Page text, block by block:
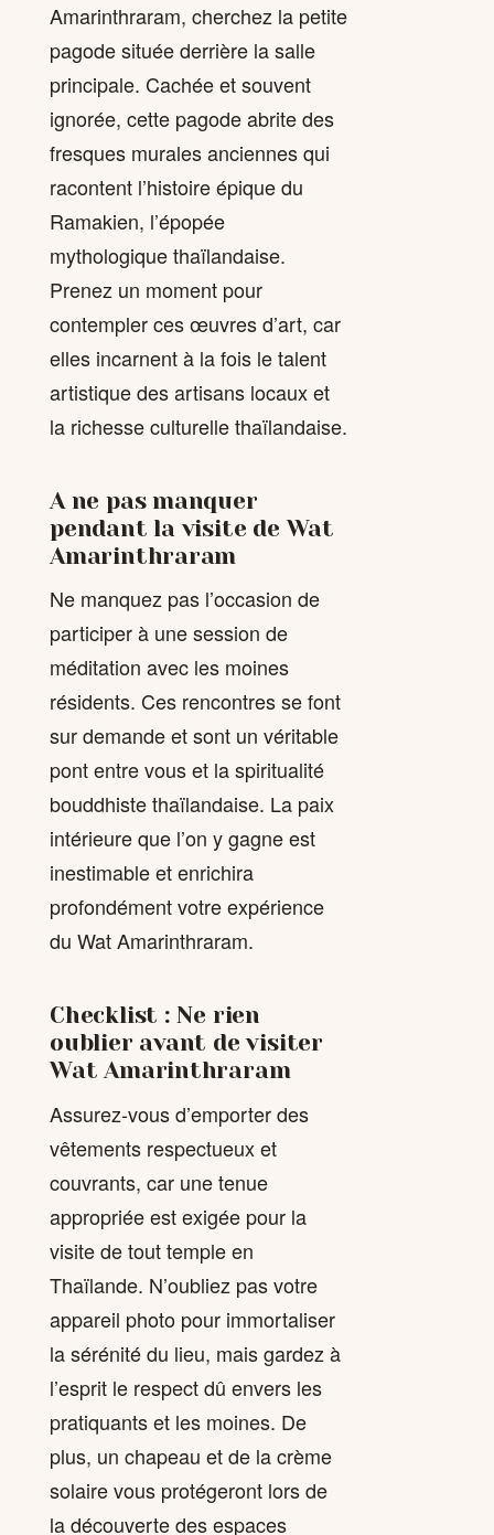
Amarinthraram, cherchez la petite
pagode située derrière la salle
principale. Cachée et souvent
ignorée, cette pagode abrite des
fresques murales anciennes qui
racontent l’histoire épique du
Ramakien, l’épopée
mythologique thaïlandaise.
Prenez un moment pour
contempler ces œuvres d’art, car
elles incarnent à la fois le talent
artistique des artisans locaux et
la richesse culturelle thaïlandaise.
A ne pas manquer
pendant la visite de Wat
Amarinthraram
Ne manquez pas l’occasion de
participer à une session de
méditation avec les moines
résidents. Ces rencontres se font
sur demande et sont un véritable
pont entre vous et la spiritualité
bouddhiste thaïlandaise. La paix
intérieure que l’on y gagne est
inestimable et enrichira
profondément votre expérience
du Wat Amarinthraram.
Checklist : Ne rien
oublier avant de visiter
Wat Amarinthraram
Assurez-vous d’emporter des
vêtements respectueux et
couvrants, car une tenue
appropriée est exigée pour la
visite de tout temple en
Thaïlande. N’oubliez pas votre
appareil photo pour immortaliser
la sérénité du lieu, mais gardez à
l’esprit le respect dû envers les
pratiquants et les moines. De
plus, un chapeau et de la crème
solaire vous protégeront lors de
la découverte des espaces